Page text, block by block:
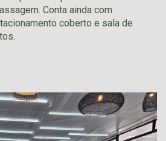
Conta ainda com
coberto e sala de